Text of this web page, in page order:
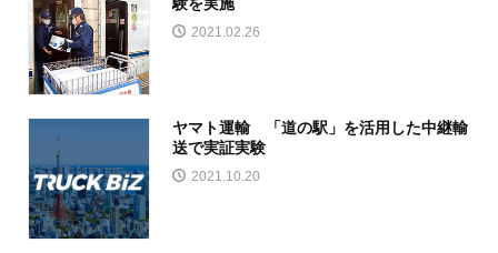
2021.02.26
ヤマト運輸 「道の駅」を活用した中継輸
送で実証実験
2021.10.20